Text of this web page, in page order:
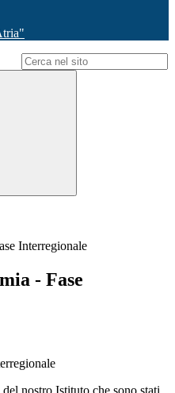
Interregionale
- Fase